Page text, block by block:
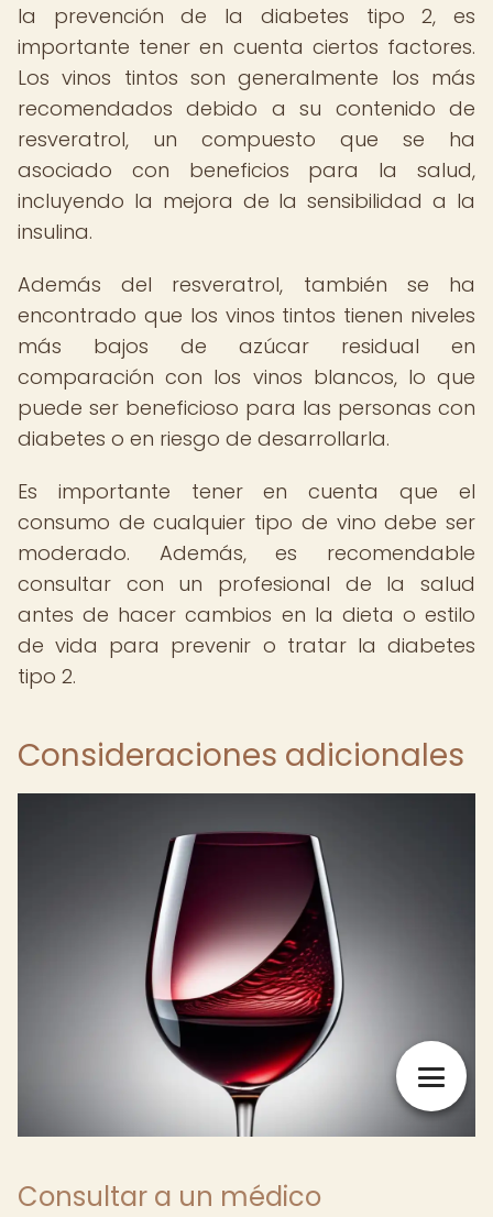
la prevención de la diabetes tipo 2, es
importante tener en cuenta ciertos factores.
Los vinos tintos son generalmente los más
recomendados debido a su contenido de
resveratrol, un compuesto que se ha
asociado con beneficios para la salud,
incluyendo la mejora de la sensibilidad a la
insulina.
Además del resveratrol, también se ha
encontrado que los vinos tintos tienen niveles
más bajos de azúcar residual en
comparación con los vinos blancos, lo que
puede ser beneficioso para las personas con
diabetes o en riesgo de desarrollarla.
Es importante tener en cuenta que el
consumo de cualquier tipo de vino debe ser
moderado. Además, es recomendable
consultar con un profesional de la salud
antes de hacer cambios en la dieta o estilo
de vida para prevenir o tratar la diabetes
tipo 2.
Consideraciones adicionales
Consultar a un médico